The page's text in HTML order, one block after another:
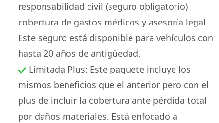
responsabilidad civil (seguro obligatorio)
cobertura de gastos médicos y asesoría legal.
Este seguro está disponible para vehículos con
hasta 20 años de antigüedad.
Limitada Plus: Este paquete incluye los
mismos beneficios que el anterior pero con el
plus de incluir la cobertura ante pérdida total
por daños materiales. Está enfocado a